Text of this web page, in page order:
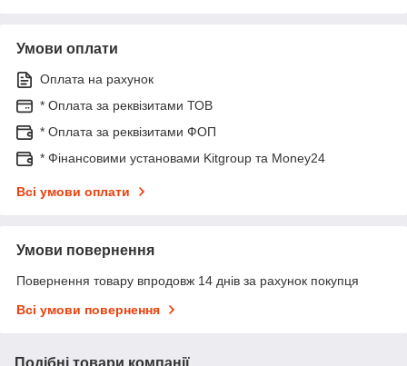
Умови оплати
Оплата на рахунок
* Оплата за реквізитами ТОВ
* Оплата за реквізитами ФОП
* Фінансовими установами Kitgroup та Money24
Всі умови оплати
Умови повернення
Повернення товару впродовж 14 днів за рахунок покупця
Всі умови повернення
Подібні товари компанії